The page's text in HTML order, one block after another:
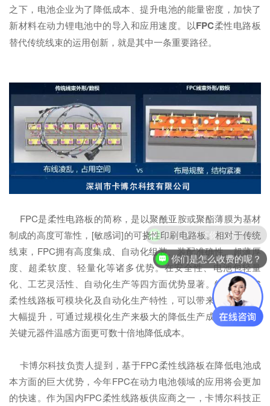
之下，电池企业为了降低成本、提升电池的能量密度，加快了
新材料在动力锂电池中的导入和应用速度。以FPC柔性电路板
替代传统线束的运用创新，就是其中一条重要路径。
FPC是柔性电路板的简称，是以聚酰亚胺或聚酯薄膜为基材
制成的高度可靠性，[敏感词]的可挠性印刷电路板。相对于传统
线束，FPC拥有高度集成、自动化组装、装配准确性、超薄厚
度、超柔软度、轻量化等诸多优势。在安全性、电池包轻量
化、工艺灵活性、自动化生产等四方面优势显著。特别是FPC
柔性线路板可模块化及自动化生产特性，可以带来生产效率的
大幅提升，可通过规模化生产来极大的降低生产成本，同时在
关键元器件温感方面更可数十倍地降低成本。
卡博尔科技负责人提到，基于FPC柔性线路板在降低电池成
本方面的巨大优势，今年FPC在动力电池领域的应用将会更加
的快速。作为国内FPC柔性线路板供应商之一，卡博尔科技正
可以介绍下你们的产品么？
你们是怎么收费的呢？